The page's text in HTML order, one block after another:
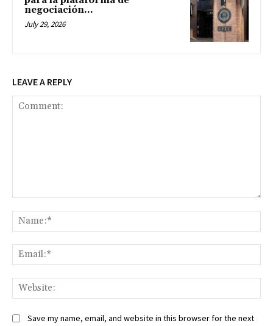
negociación...
July 29, 2026
LEAVE A REPLY
Save my name, email, and website in this browser for the next